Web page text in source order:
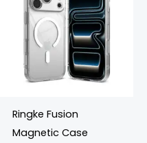
Ringke Fusion
Magnetic Case